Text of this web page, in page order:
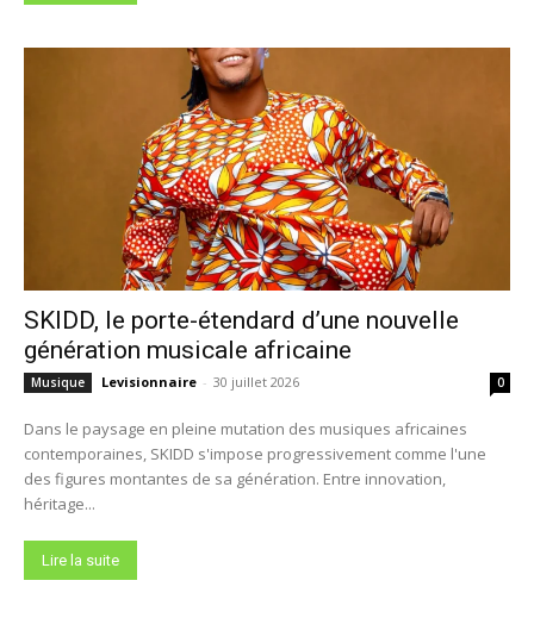
SKIDD, le porte-étendard d’une nouvelle
génération musicale africaine
Musique Levisionnaire - 30 juillet 2026 0
Dans le paysage en pleine mutation des musiques africaines
contemporaines, SKIDD s'impose progressivement comme l'une
des figures montantes de sa génération. Entre innovation,
héritage...
Lire la suite